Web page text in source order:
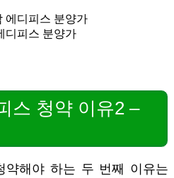
디피스 분양가
스 청약 이유2 –
약해야 하는 두 번째 이유는